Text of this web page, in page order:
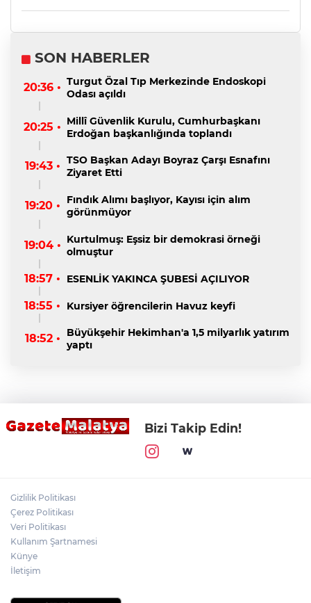
SON HABERLER
20:36 • Turgut Özal Tıp Merkezinde Endoskopi
Odası açıldı
20:25 • Millî Güvenlik Kurulu, Cumhurbaşkanı
Erdoğan başkanlığında toplandı
19:43 • TSO Başkan Adayı Boyraz Çarşı Esnafını
Ziyaret Etti
19:20 •
Fındık Alımı başlıyor, Kayısı için alım
görünmüyor
19:04 • Kurtulmuş: Eşsiz bir demokrasi örneği
olmuştur
18:57 • ESENLİK YAKINCA ŞUBESİ AÇILIYOR
18:55 • Kursiyer öğrencilerin Havuz keyfi
18:52 •
Büyükşehir Hekimhan'a 1,5 milyarlık yatırım
yaptı
Bizi Takip Edin!
Gizlilik Politikası
Çerez Politikası
Veri Politikası
Kullanım Şartnamesi
Künye
İletişim